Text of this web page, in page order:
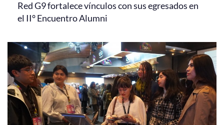
Red G9 fortalece vínculos con sus egresados en
el II° Encuentro Alumni